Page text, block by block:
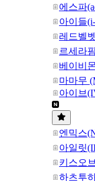
에스파
아이들
레드벨
르세라
베이비
마마무
아이브
엔믹스
아일릿
키스오
하츠투